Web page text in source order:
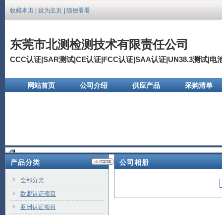
收藏本页 设为主页 随便看看
东莞市北测检测技术有限责任公司
CCC认证|SAR测试|CE认证|FCC认证|SAA认证|UN38.3测试|电
网站首页 公司介绍 供应产品
采购清单
产品分类
全部分类
欧盟认证项目
亚洲认证项目
公司相册